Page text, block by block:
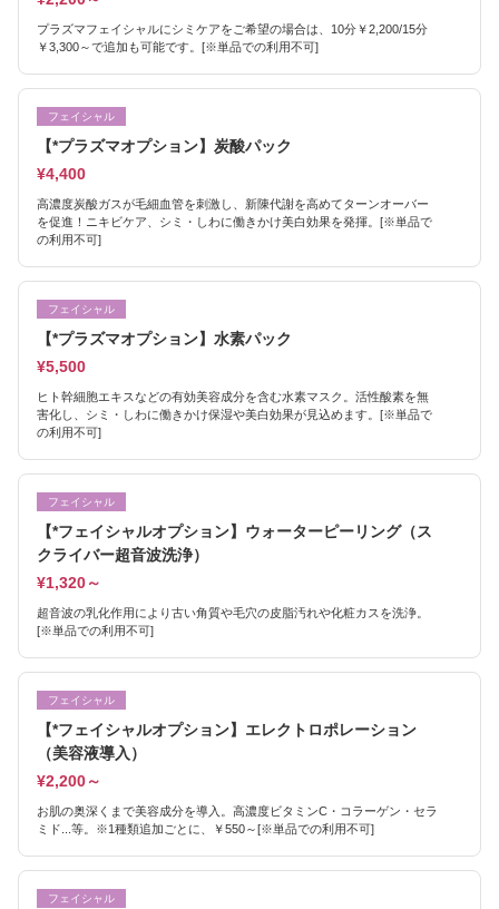
プラズマフェイシャルにシミケアをご希望の場合は、10分￥2,200/15分
￥3,300～で追加も可能です。[※単品での利用不可]
フェイシャル
【*プラズマオプション】炭酸パック
¥4,400
高濃度炭酸ガスが毛細血管を刺激し、新陳代謝を高めてターンオーバー
を促進！ニキビケア、シミ・しわに働きかけ美白効果を発揮。[※単品で
の利用不可]
フェイシャル
【*プラズマオプション】水素パック
¥5,500
ヒト幹細胞エキスなどの有効美容成分を含む水素マスク。活性酸素を無
害化し、シミ・しわに働きかけ保湿や美白効果が見込めます。[※単品で
の利用不可]
フェイシャル
【*フェイシャルオプション】ウォーターピーリング（ス
クライバー超音波洗浄）
¥1,320～
超音波の乳化作用により古い角質や毛穴の皮脂汚れや化粧カスを洗浄。
[※単品での利用不可]
フェイシャル
【*フェイシャルオプション】エレクトロポレーション
（美容液導入）
¥2,200～
お肌の奥深くまで美容成分を導入。高濃度ビタミンC・コラーゲン・セラ
ミド...等。※1種類追加ごとに、￥550～[※単品での利用不可]
フェイシャル